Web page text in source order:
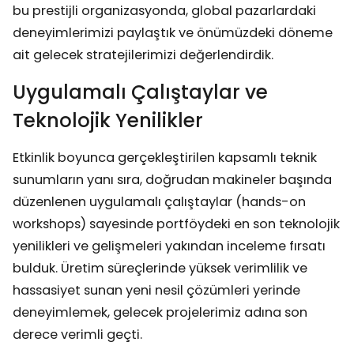
bu prestijli organizasyonda, global pazarlardaki
deneyimlerimizi paylaştık ve önümüzdeki döneme
ait gelecek stratejilerimizi değerlendirdik.
Uygulamalı Çalıştaylar ve
Teknolojik Yenilikler
Etkinlik boyunca gerçekleştirilen kapsamlı teknik
sunumların yanı sıra, doğrudan makineler başında
düzenlenen uygulamalı çalıştaylar (hands-on
workshops) sayesinde portföydeki en son teknolojik
yenilikleri ve gelişmeleri yakından inceleme fırsatı
bulduk. Üretim süreçlerinde yüksek verimlilik ve
hassasiyet sunan yeni nesil çözümleri yerinde
deneyimlemek, gelecek projelerimiz adına son
derece verimli geçti.